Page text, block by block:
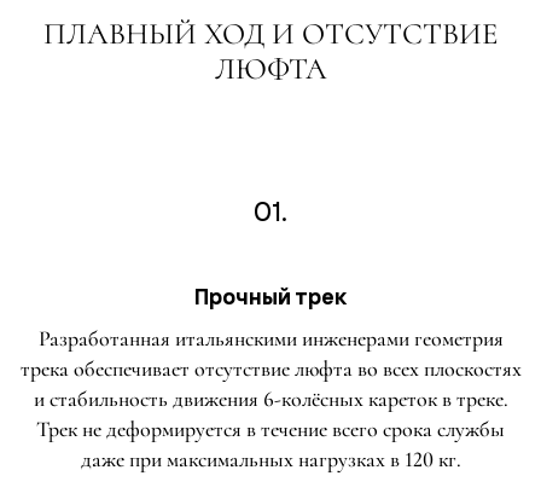
ПЛАВНЫЙ ХОД И ОТСУТСТВИЕ
ЛЮФТА
01.
Прочный трек
Разработанная итальянскими инженерами геометрия
трека обеспечивает отсутствие люфта во всех плоскостях
и стабильность движения 6-колёсных кареток в треке.
Трек не деформируется в течение всего срока службы
даже при максимальных нагрузках в 120 кг.